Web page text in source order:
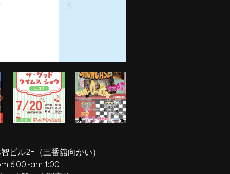
5
ビル2F （三番舘向かい）
6:00~am 1:00